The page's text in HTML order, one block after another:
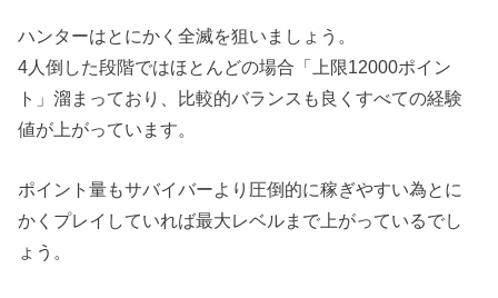
ハンターはとにかく全滅を狙いましょう。
4人倒した段階ではほとんどの場合「上限12000ポイン
ト」溜まっており、比較的バランスも良くすべての経験
値が上がっています。
ポイント量もサバイバーより圧倒的に稼ぎやすい為とに
かくプレイしていれば最大レベルまで上がっているでし
ょう。